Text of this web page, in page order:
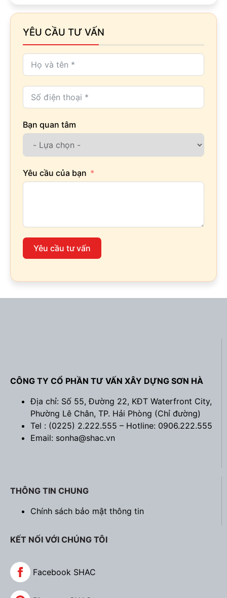
YÊU CẦU TƯ VẤN
Bạn quan tâm
Yêu cầu của bạn
Yêu cầu tư vấn
CÔNG TY CỔ PHẦN TƯ VẤN XÂY DỰNG SƠN HÀ
Địa chỉ: Số 55, Đường 22, KĐT Waterfront City,
Phường Lê Chân, TP. Hải Phòng (Chỉ đường)
Tel : (0225) 2.222.555 – Hotline: 0906.222.555
Email: sonha@shac.vn
THÔNG TIN CHUNG
Chính sách bảo mật thông tin
KẾT NỐI VỚI CHÚNG TÔI
Facebook SHAC